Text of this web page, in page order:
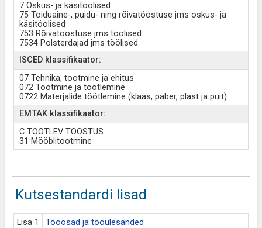
7 Oskus- ja käsitöölised
75 Toiduaine-, puidu- ning rõivatööstuse jms oskus- ja
käsitöölised
753 Rõivatööstuse jms töölised
7534 Polsterdajad jms töölised
ISCED klassifikaator:
07 Tehnika, tootmine ja ehitus
072 Tootmine ja töötlemine
0722 Materjalide töötlemine (klaas, paber, plast ja puit)
EMTAK klassifikaator:
C TÖÖTLEV TÖÖSTUS
31 Mööblitootmine
Kutsestandardi lisad
Lisa 1
Tööosad ja tööülesanded